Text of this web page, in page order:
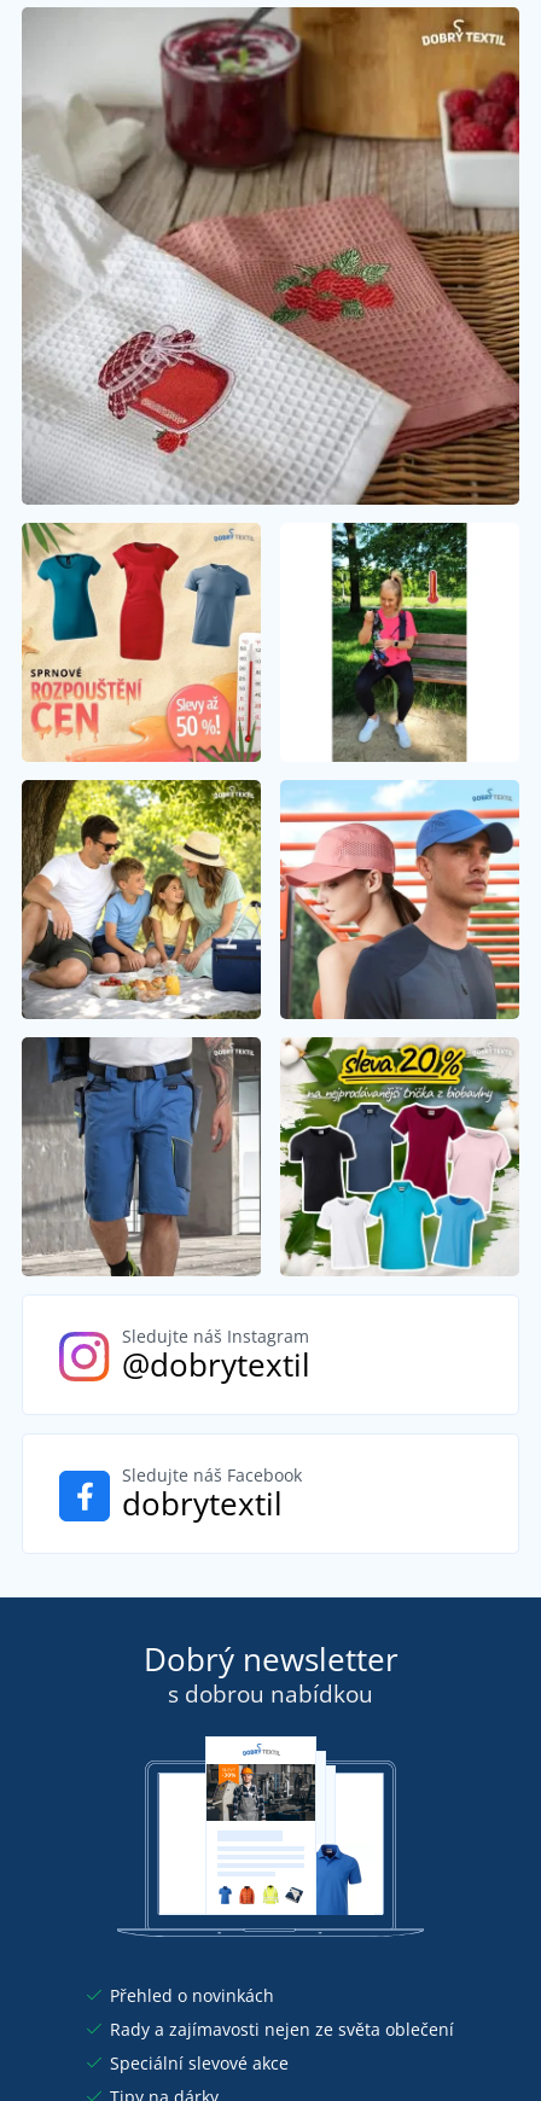
Sledujte náš Instagram
@dobrytextil
Sledujte náš Facebook
dobrytextil
Dobrý newsletter
s dobrou nabídkou
Přehled o novinkách
Rady a zajímavosti nejen ze světa oblečení
Speciální slevové akce